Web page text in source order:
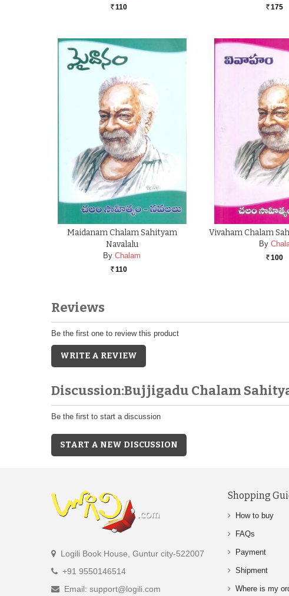
Rs. 110 Rs. 175
Maidanam Chalam Sahityam
Navalalu
By Chalam
Rs. 110
Vivaham Chalam
By
Rs. 100
Reviews
Be the first one to review this product
WRITE A REVIEW
Discussion:Bujjigadu Chalam
Be the first to start a discussion
START A NEW DISCUSSION
Logili Book House, Guntur city-522007
+91 9550146514
Email: support@logili.com
Shopping
How to buy
FAQs
Payment
Shipment
Where is my